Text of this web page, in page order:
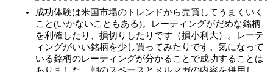
成功体験は米国市場のトレンドから売買してうまくいく
こと(いかないこともある)。レーティングがだめな銘柄
を利確したり、損切りしたりです（損小利大）。レーテ
ィングがいい銘柄を少し買ってみたりです。気になって
いる銘柄のレーティングが分かることで成功することは